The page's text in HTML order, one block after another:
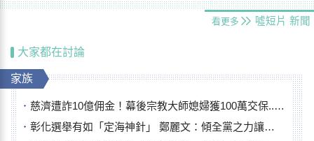
看更多 噓短片 新聞
大家都在討論
家族
慈濟遭詐10億佣金！幕後宗教大師媳婦獲100萬交保...快步奔離不發一語
彰化選舉有如「定海神針」 鄭麗文：傾全黨之力讓彰化贏